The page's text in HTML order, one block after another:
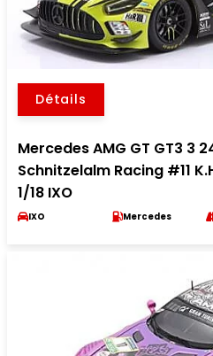
Détails
Mercedes AMG GT GT3 3
Schnitzelalm Racing #11
1/18 IXO
IXO Mercedes